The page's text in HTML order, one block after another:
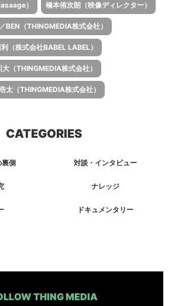
） 橋本侑次朗（映像ディレクター）
BEN（THINGMEDIA株式会社）
（株式会社BABEL LABEL）
大（THINGMEDIA株式会社）
太（THINGMEDIA株式会社）
CATEGORIES
裏側 対談・インタビュー
ナレッジ
ドキュメンタリー
THING MEDIA